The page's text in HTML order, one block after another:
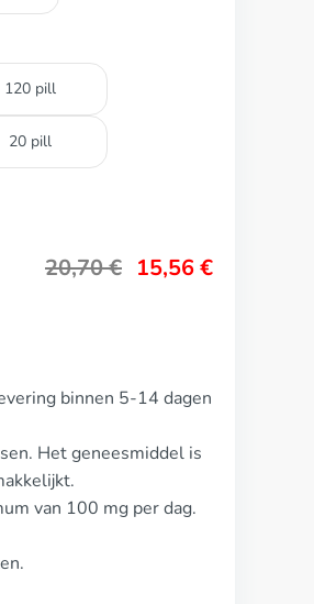
120 pill
20 pill
20,70€ 15,56€
binnen 5-14 dagen
Het geneesmiddel is
van 100 mg per dag.